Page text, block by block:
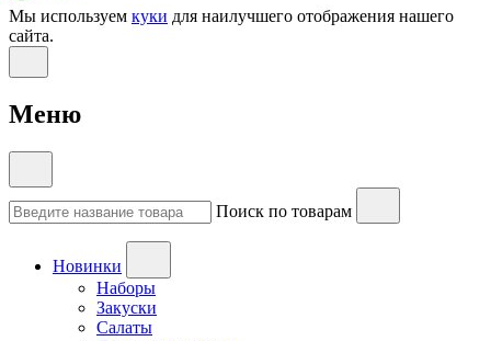
Мы используем куки для наилучшего отображения нашего
сайта.
Меню
Поиск по товарам
Новинки
Наборы
Закуски
Салаты